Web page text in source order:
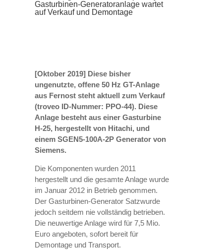
Gasturbinen-Generatoranlage wartet
auf Verkauf und Demontage
[Oktober 2019] Diese bisher
ungenutzte, offene 50 Hz GT-Anlage
aus Fernost steht aktuell zum Verkauf
(troveo ID-Nummer: PPO-44). Diese
Anlage besteht aus einer Gasturbine
H-25, hergestellt von Hitachi, und
einem SGEN5-100A-2P Generator von
Siemens.
Die Komponenten wurden 2011
hergestellt und die gesamte Anlage wurde
im Januar 2012 in Betrieb genommen.
Der Gasturbinen-Generator Satzwurde
jedoch seitdem nie vollständig betrieben.
Die neuwertige Anlage wird für 7,5 Mio.
Euro angeboten, sofort bereit für
Demontage und Transport.